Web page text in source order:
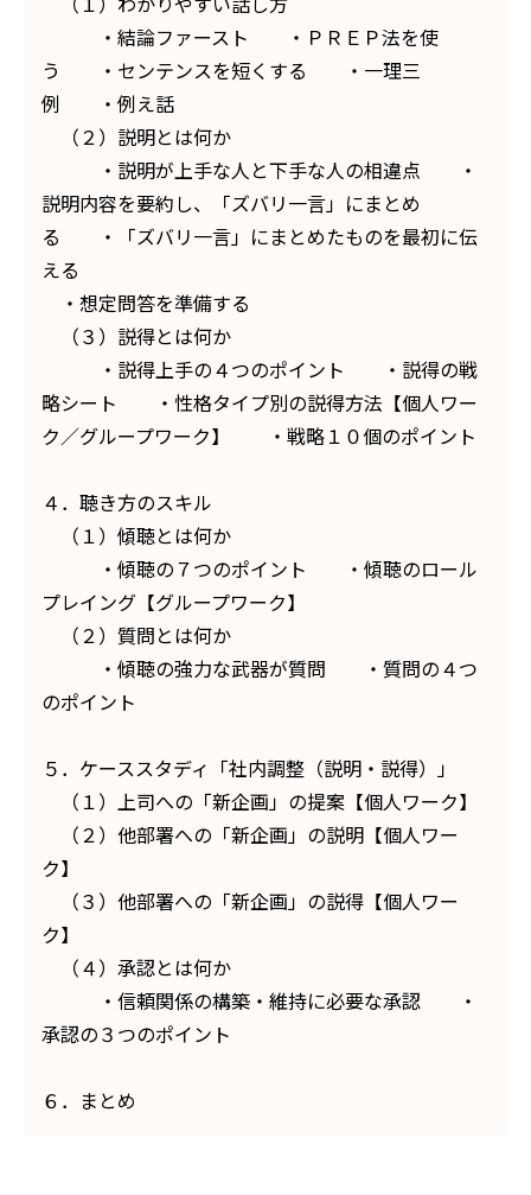
・結論ファースト ・ＰＲＥＰ法を使
う ・センテンスを短くする ・一理三
例 ・例え話
（２）説明とは何か
・説明が上手な人と下手な人の相違点 ・
説明内容を要約し、「ズバリ一言」にまとめ
る ・「ズバリ一言」にまとめたものを最初に伝
える
・想定問答を準備する
（３）説得とは何か
・説得上手の４つのポイント ・説得の戦
略シート ・性格タイプ別の説得方法【個人ワー
ク／グループワーク】 ・戦略１０個のポイント
４．聴き方のスキル
（１）傾聴とは何か
・傾聴の７つのポイント ・傾聴のロール
プレイング【グループワーク】
（２）質問とは何か
・傾聴の強力な武器が質問 ・質問の４つ
のポイント
５．ケーススタディ「社内調整（説明・説得）」
（１）上司への「新企画」の提案【個人ワーク】
（２）他部署への「新企画」の説明【個人ワー
ク】
（３）他部署への「新企画」の説得【個人ワー
ク】
（４）承認とは何か
・信頼関係の構築・維持に必要な承認 ・
承認の３つのポイント
６．まとめ